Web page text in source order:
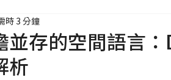
並存的空間語言
析
時 3 分鐘